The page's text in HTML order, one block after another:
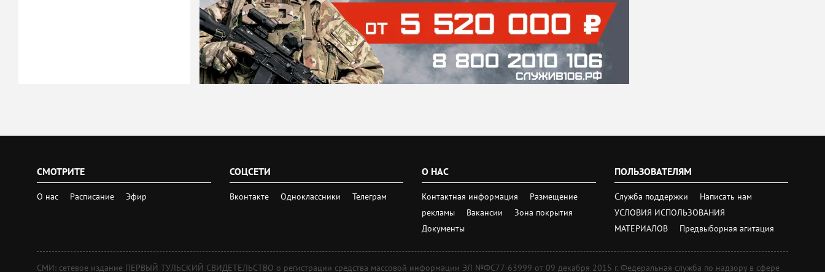
СМОТРИТЕ
О нас Расписание Эфир
СОЦСЕТИ
Вконтакте Одноклассники Телеграм
О НАС
Контактная информация
Размещение
рекламы
Вакансии
Зона покрытия
Документы
ПОЛЬЗОВАТЕЛЯМ
Служба поддержки
Написать нам
УСЛОВИЯ ИСПОЛЬЗОВАНИЯ
МАТЕРИАЛОВ
Предвыборная агитация
СМИ: сетевое издание ПЕРВЫЙ ТУЛЬСКИЙ СВИДЕТЕЛЬСТВО о регистрации средства массовой информации ЭЛ №ФС77-63999 от 09 декабря 2015 г. Федеральная служба по надзору в сфере